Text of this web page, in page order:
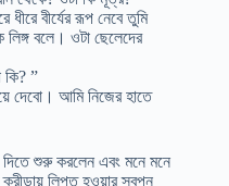
বীর্যের রূপ নেবে তুমি
বলে। ওটা ছেলেদের
কি? ”
দেবো। আমি নিজের হাতে
দিতে শুরু করলেন এবং মনে মনে
লিপ্ত হওয়ার স্বপ্ন